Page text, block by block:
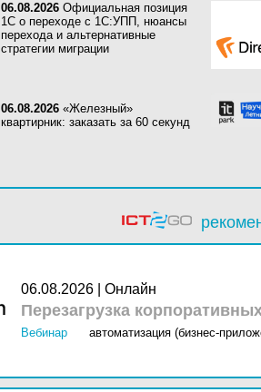
06.08.2026 Официальная позиция
1С о переходе с 1С:УПП, нюансы
перехода и альтернативные
стратегии миграции
06.08.2026 «Железный»
квартирник: заказать за 60 секунд
06.08.2026 | Онлайн
Перезагрузка
Вебинар автоматизация (бизнес-